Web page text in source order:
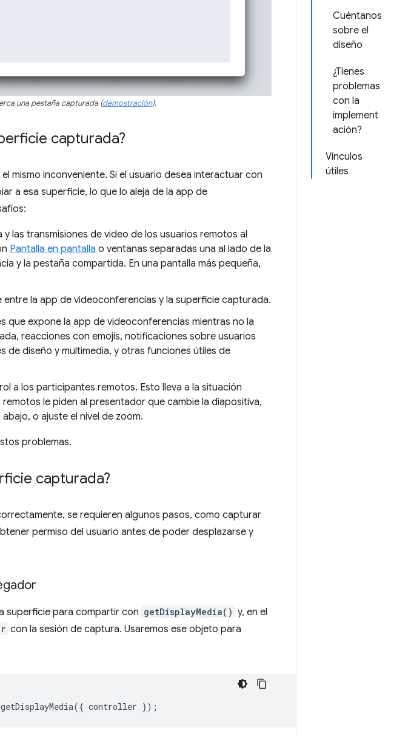
Cuéntanos
sobre el
diseño
¿Tienes
problemas
con la
implement
ación?
Vínculos
útiles
una pestaña capturada (demostración).
capturada?
mismo inconveniente. Si el usuario desea interactuar con
a esa superficie, lo que lo aleja de la app de
las transmisiones de video de los usuarios remotos al
Pantalla en pantalla o ventanas separadas una al lado de la
y la pestaña compartida. En una pantalla más pequeña,
la app de videoconferencias y la superficie capturada.
que expone la app de videoconferencias mientras no la
reacciones con emojis, notificaciones sobre usuarios
de diseño y multimedia, y otras funciones útiles de
a los participantes remotos. Esto lleva a la situación
le piden al presentador que cambie la diapositiva,
o ajuste el nivel de zoom.
problemas.
capturada?
se requieren algunos pasos, como capturar
permiso del usuario antes de poder desplazarse y
superficie para compartir con getDisplayMedia() y, en el
con la sesión de captura. Usaremos ese objeto para
getDisplayMedia({ controller });